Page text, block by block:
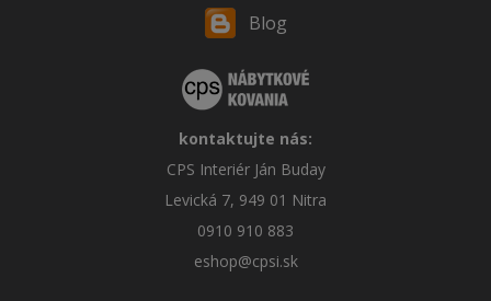
Blog
kontaktujte nás:
CPS Interiér Ján Buday
Levická 7, 949 01 Nitra
0910 910 883
eshop@cpsi.sk